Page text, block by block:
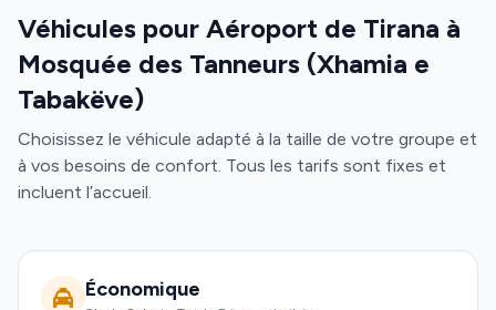
Véhicules pour Aéroport de Tirana à
Mosquée des Tanneurs (Xhamia e
Tabakëve)
Choisissez le véhicule adapté à la taille de votre groupe et
à vos besoins de confort. Tous les tarifs sont fixes et
incluent l’accueil.
Économique